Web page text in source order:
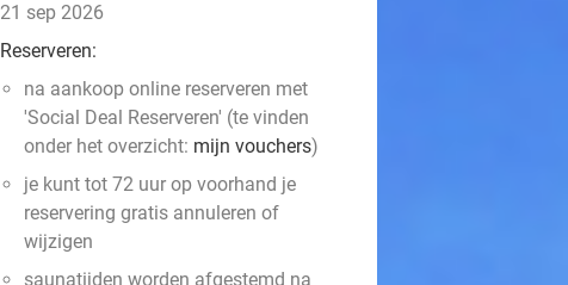
21 sep 2026
Reserveren:
na aankoop online reserveren met
'Social Deal Reserveren' (te vinden
onder het overzicht: mijn vouchers)
je kunt tot 72 uur op voorhand je
reservering gratis annuleren of
wijzigen
saunatijden worden afgestemd na